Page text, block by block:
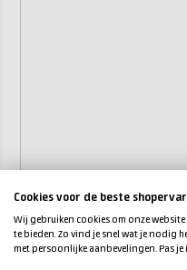
Cookies voor de beste
Wij gebruiken cookies om onze
te bieden. Zo vind je snel wat je nodig
met persoonlijke aanbevelingen. Pas